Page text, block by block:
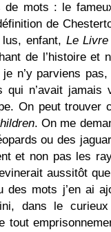
de mots : le
de
enfant, Le
de l’histoire et
n’y parviens
qui n’avait
On peut trouver
. On me
ou des
et non pas les
aussitôt
mots j’en ai
dans le curieux
tout